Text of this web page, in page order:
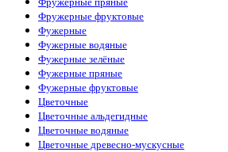
Фружерные фруктовые
Фужерные
Фужерные водяные
Фужерные зелёные
Фужерные пряные
Фужерные фруктовые
Цветочные
Цветочные альдегидные
Цветочные водяные
Цветочные древесно-мускусные